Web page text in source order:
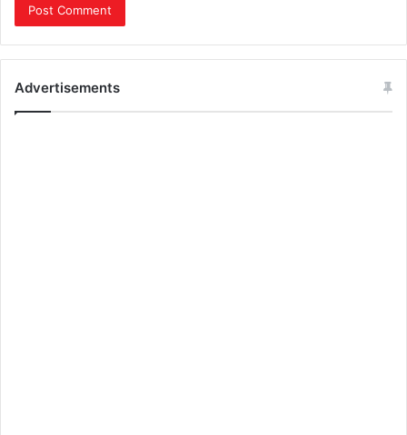
Advertisements